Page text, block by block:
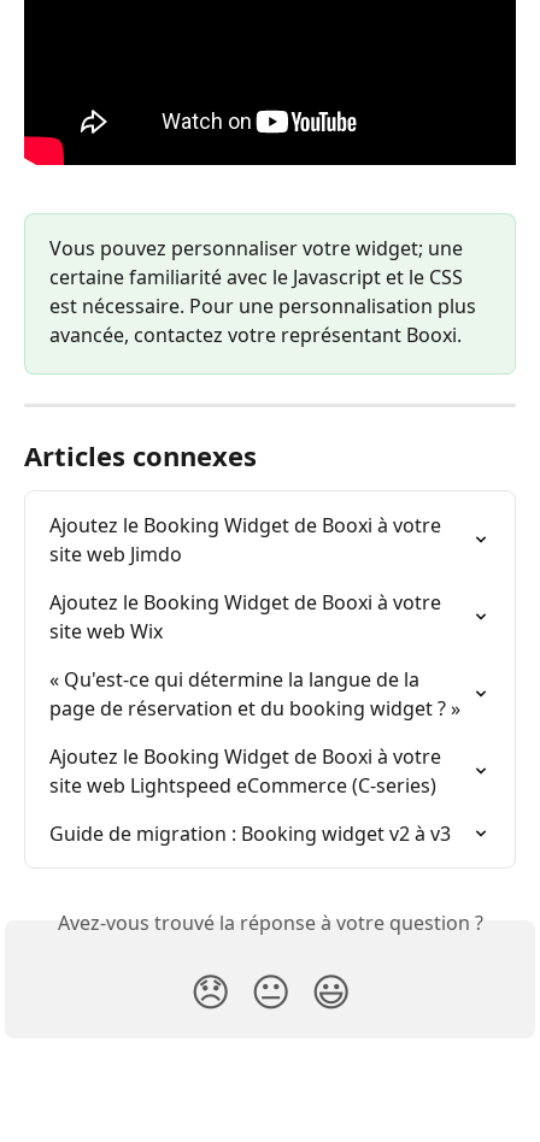
Vous pouvez personnaliser votre widget; une
certaine familiarité avec le Javascript et le CSS
est nécessaire. Pour une personnalisation plus
avancée, contactez votre représentant Booxi.
Articles connexes
Ajoutez le Booking Widget de Booxi à votre
site web Jimdo
Ajoutez le Booking Widget de Booxi à votre
site web Wix
« Qu'est-ce qui détermine la langue de la
page de réservation et du booking widget ? »
Ajoutez le Booking Widget de Booxi à votre
site web Lightspeed eCommerce (C-series)
Guide de migration : Booking widget v2 à v3
Avez-vous trouvé la réponse à votre question ?
😞 😐 😃